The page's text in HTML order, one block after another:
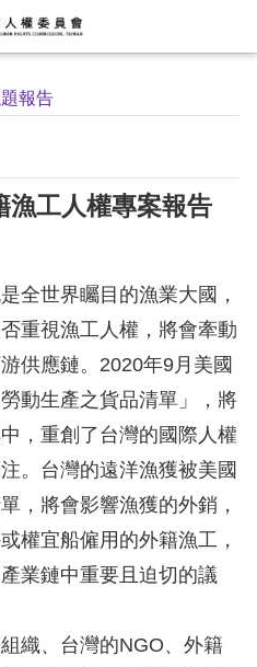
報告
漁工人權專案報告
全世界矚目的漁業大國，
重視漁工人權，將會牽動
供應鏈。2020年9月美國
動生產之貨品清單」，將
，重創了台灣的國際人權
。台灣的遠洋漁獲被美國
，將會影響漁獲的外銷，
權宜船僱用的外籍漁工，
業鏈中重要且迫切的議
織、台灣的NGO、外籍